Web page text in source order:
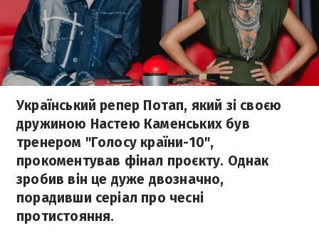
Український репер Потап, який зі своєю
дружиною Настею Каменських був
тренером "Голосу країни-10",
прокоментував фінал проєкту. Однак
зробив він це дуже двозначно,
порадивши серіал про чесні
протистояння.